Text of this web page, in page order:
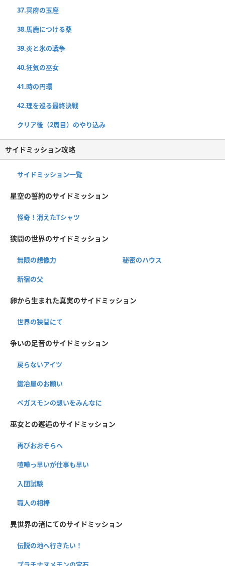
37.冥府の玉座
38.馬鹿につける薬
39.炎と氷の戦争
40.狂気の巫女
41.時の円環
42.理を巡る最終決戦
クリア後（2周目）のやり込み
サイドミッション攻略
サイドミッション一覧
星空の誓約のサイドミッション
怪奇！消えたTシャツ
狭間の世界のサイドミッション
無限の想像力 秘密のハウス
新宿の父
卵から生まれた真実のサイドミッション
世界の狭間にて
争いの足音のサイドミッション
戻らないアイツ
鍛冶屋のお願い
ペガスモンの想いをみんなに
巫女との邂逅のサイドミッション
再びおおぞらへ
喧嘩っ早いが仕事も早い
入団試験
職人の相棒
異世界の渚にてのサイドミッション
伝説の地へ行きたい！